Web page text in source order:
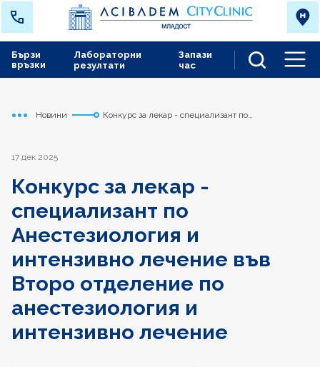
Лабораторни
резултати
Запази
час
Бързи
връзки
Начало
Младост
Новини
Конкурс за лекар - специализант по
17 дек 2025
Конкурс за лекар -
специализант по
Анестезиология и
интензивно лечение във
Второ отделение по
анестезиология и
интензивно лечение